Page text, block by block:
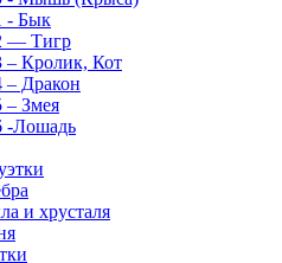
- Бык
— Тигр
– Кролик, Кот
– Дракон
– Змея
-Лошадь
и хрусталя